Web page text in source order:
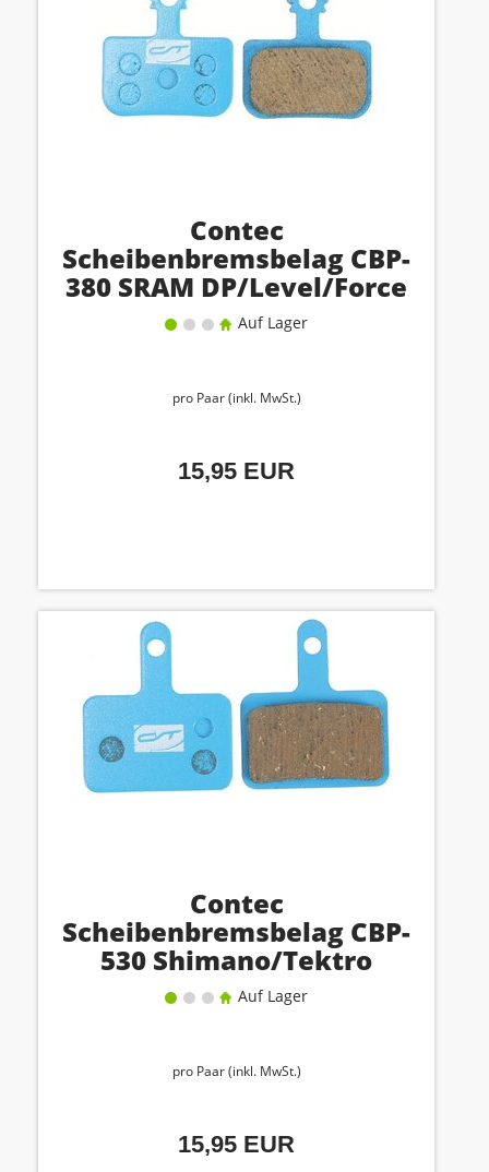
Contec
Scheibenbremsbelag CBP-
380 SRAM DP/Level/Force
2020Auf Lager
pro Paar (inkl. MwSt.)
15,95 EUR
Contec
Scheibenbremsbelag CBP-
530 Shimano/Tektro
Auf Lager
pro Paar (inkl. MwSt.)
15,95 EUR